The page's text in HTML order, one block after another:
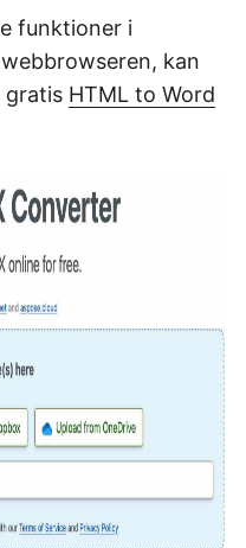
funktioner i
kan
gratis HTML to Word